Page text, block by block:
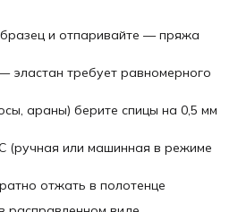
и отпаривайте — пряжа
эластан требует равномерного
араны) берите спицы на 0,5 мм
(ручная или машинная в режиме
отжать в полотенце